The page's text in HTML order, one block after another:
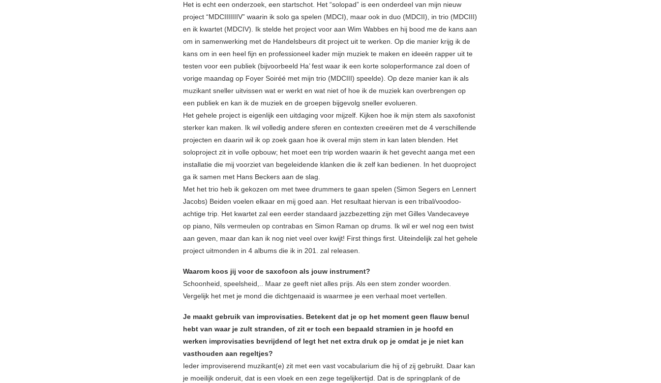
Het is echt een onderzoek, een startschot. Het “solopad” is een onderdeel van mijn nieuw
project “MDCIIIIIIIV” waarin ik solo ga spelen (MDCI), maar ook in duo (MDCII), in trio (MDCIII)
en ik kwartet (MDCIV). Ik stelde het project voor aan Wim Wabbes en hij bood me de kans aan
om in samenwerking met de Handelsbeurs dit project uit te werken. Op die manier krijg ik de
kans om in een heel fijn en professioneel kader mijn muziek te maken en ideeën rapper uit te
testen voor een publiek (bijvoorbeeld Ha’ fest waar ik een korte soloperformance zal doen of
vorige maandag op Foyer Soiréé met mijn trio (MDCIII) speelde). Op deze manier kan ik als
muzikant sneller uitvissen wat er werkt en wat niet of hoe ik de muziek kan overbrengen op
een publiek en kan ik de muziek en de groepen bijgevolg sneller evolueren.
Het gehele project is eigenlijk een uitdaging voor mijzelf. Kijken hoe ik mijn stem als saxofonist
sterker kan maken. Ik wil volledig andere sferen en contexten creeëren met de 4 verschillende
projecten en daarin wil ik op zoek gaan hoe ik overal mijn stem in kan laten blenden. Het
soloproject zit in volle opbouw; het moet een trip worden waarin ik het gevecht aanga met een
installatie die mij voorziet van begeleidende klanken die ik zelf kan bedienen. In het duoproject
ga ik samen met Hans Beckers aan de slag.
Met het trio heb ik gekozen om met twee drummers te gaan spelen (Simon Segers en Lennert
Jacobs) Beiden voelen elkaar en mij goed aan. Het resultaat hiervan is een tribal/voodoo-
achtige trip. Het kwartet zal een eerder standaard jazzbezetting zijn met Gilles Vandecaveye
op piano, Nils vermeulen op contrabas en Simon Raman op drums. Ik wil er wel nog een twist
aan geven, maar dan kan ik nog niet veel over kwijt! First things first. Uiteindelijk zal het gehele
project uitmonden in 4 albums die ik in 201. zal releasen.
Waarom koos jij voor de saxofoon als jouw instrument?
Schoonheid, speelsheid,.. Maar ze geeft niet alles prijs. Als een stem zonder woorden.
Vergelijk het met je mond die dichtgenaaid is waarmee je een verhaal moet vertellen.
Je maakt gebruik van improvisaties. Betekent dat je op het moment geen flauw benul
hebt van waar je zult stranden, of zit er toch een bepaald stramien in je hoofd en
werken improvisaties bevrijdend of legt het net extra druk op je omdat je je niet kan
vasthouden aan regeltjes?
Ieder improviserend muzikant(e) zit met een vast vocabularium die hij of zij gebruikt. Daar kan
je moeilijk onderuit, dat is een vloek en een zege tegelijkertijd. Dat is de springplank of de